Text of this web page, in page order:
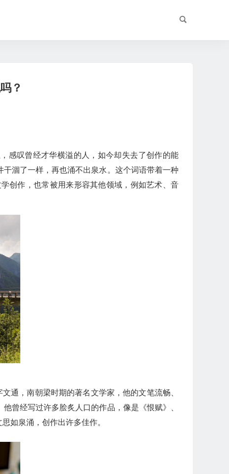
？
感叹曾经才华横溢的人，如今却失去了创作的能
涸了一样，再也涌不出泉水。这个词语带着一种
创作，也常被用来形容其他领域，例如艺术、音
通，南朝梁时期的著名文学家，他的文笔流畅、
曾经写过许多脍炙人口的作品，像是《恨赋》、
如泉涌，创作出许多佳作。